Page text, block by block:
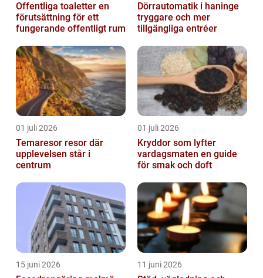
Offentliga toaletter en
förutsättning för ett
fungerande offentligt rum
Dörrautomatik i haninge
tryggare och mer
tillgängliga entréer
01 juli 2026
Temaresor resor där
upplevelsen står i
centrum
01 juli 2026
Kryddor som lyfter
vardagsmaten en guide
för smak och doft
15 juni 2026 11 juni 2026